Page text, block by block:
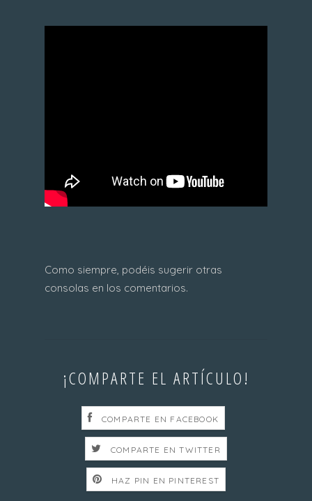
Como siempre, podéis sugerir otras
consolas en los comentarios.
¡COMPARTE EL ARTÍCULO!
COMPARTE EN FACEBOOK
COMPARTE EN TWITTER
HAZ PIN EN PINTEREST